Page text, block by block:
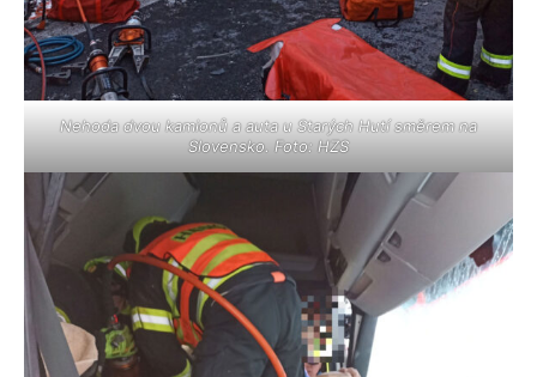
Nehoda dvou kamionů a auta u Starých Hutí směrem na
Slovensko. Foto: HZS